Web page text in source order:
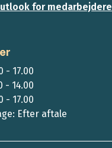
for medarbejdere
- 17.00
- 14.00
- 17.00
Efter aftale